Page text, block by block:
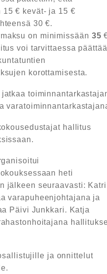
15 € kevät- ja 15 €
30 €.
on minimissään 35
voi tarvittaessa päättää
korottamisesta.
hallitus
heti
jälkeen seuraavasti: Katri
varapuheenjohtajana ja
Päivi Junkkari. Katja
ja onnittelut